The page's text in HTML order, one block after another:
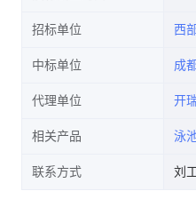
招标单位 西
中标单位 成
代理单位 开
相关产品 泳
联系方式 刘